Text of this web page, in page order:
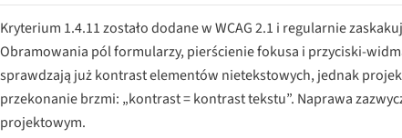
Kryterium 1.4.11 zostało dodane w WCAG 2.1 i regularnie
Obramowania pól formularzy, pierścienie fokusa i przyciski-
sprawdzają już kontrast elementów nietekstowych, jednak
przekonanie brzmi: „kontrast = kontrast tekstu”. Naprawa
projektowym.